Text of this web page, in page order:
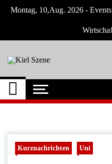
Skip
Montag, 10,Aug. 2026 -
Kiel
Neuigkeiten und
Umgebung
Kurznachrichten Uni